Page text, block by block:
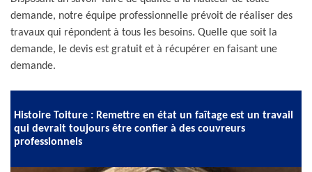
demande, notre équipe professionnelle prévoit de réaliser des
travaux qui répondent à tous les besoins. Quelle que soit la
demande, le devis est gratuit et à récupérer en faisant une
demande.
Histoire Toiture : Remettre en état un faîtage est un travail
qui devrait toujours être confier à des couvreurs
professionnels